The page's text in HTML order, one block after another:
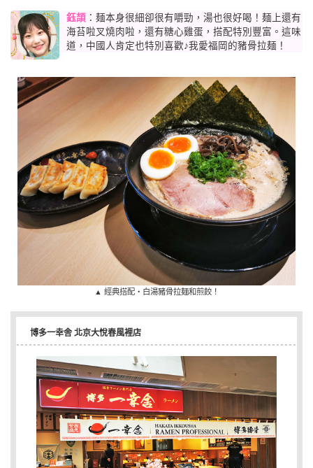
鈺頡 ：麺本身很細卻很有嚼勁，湯也很好喝！麺上還有
海苔啦叉燒肉啦，還有糖心雞蛋，搭配特別豐富。這味
道，中國人肯定也特別喜歡♪我愛福岡的豬骨拉麺！
▲ 經典搭配・白湯豬骨拉麺和煎餃！
博多一幸舎 北京大悅春風裡店